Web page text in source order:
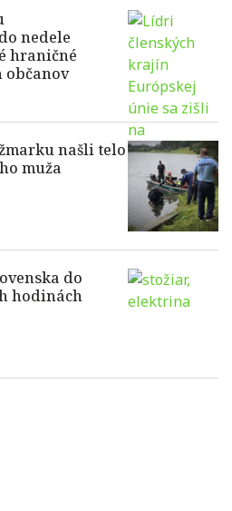
nedele
hraničné
občanov
našli telo
muža
do
hodinách